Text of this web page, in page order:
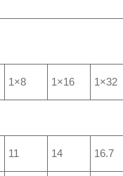
1×8 1×16 1×32
11 14 16.7